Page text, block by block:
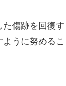
傷跡を回復
うに努める